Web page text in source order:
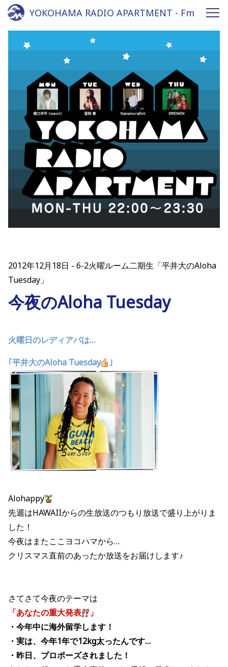
YOKOHAMA RADIO APARTMENT - Fm
yokohama 84.7
2012年12月18日
6-2火曜ルーム二期生「平井大のAloha
Tuesday」
今夜のAloha Tuesday
火曜日のレディアパは…
｢平井大のAloha Tuesday
｣
Alohappy
先週はHAWAIIからの生放送のつもり放送で盛り上がりま
した！
今夜はまたここヨコハマから…
クリスマス直前のあったか放送をお届けします♪
さてさて今夜のテーマは
「あなたの重大発表
」
・今年中に海外留学します！
・実は、今年1年で12kg太ったんです…
・昨日、プロポーズされました！